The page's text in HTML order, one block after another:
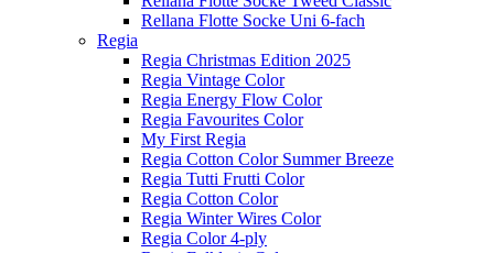
Rellana Flotte Socke Uni 6-fach
Regia
Regia Christmas Edition 2025
Regia Vintage Color
Regia Energy Flow Color
Regia Favourites Color
My First Regia
Regia Cotton Color Summer Breeze
Regia Tutti Frutti Color
Regia Cotton Color
Regia Winter Wires Color
Regia Color 4-ply